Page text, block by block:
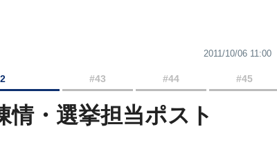
2011/10/06 11:00
#43 #44 #45
情・選挙担当ポスト